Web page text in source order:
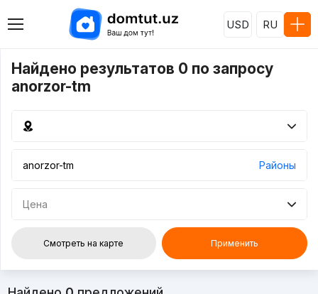
USD RU
Найдено результатов 0 по запросу
anorzor-tm
Районы
Цена
Смотреть на карте Применить